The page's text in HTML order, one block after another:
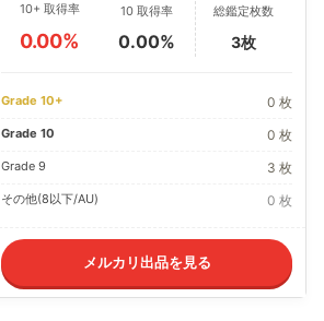
10+ 取得率
0.00%
10 取得率
0.00%
総鑑定枚数
3枚
Grade 10+ 0 枚
Grade 10 0 枚
Grade 9 3 枚
その他(8以下/AU) 0 枚
メルカリ出品を見る